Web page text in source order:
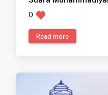
0
Read more